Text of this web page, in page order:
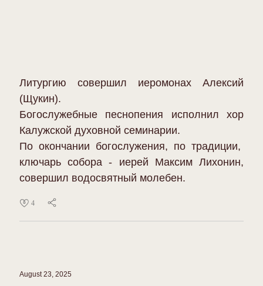
Литургию совершил иеромонах Алексий
(Щукин).
Богослужебные песнопения исполнил хор
Калужской духовной семинарии.
По окончании богослужения, по традиции,
ключарь собора - иерей Максим Лихонин,
совершил водосвятный молебен.
4
August 23, 2025